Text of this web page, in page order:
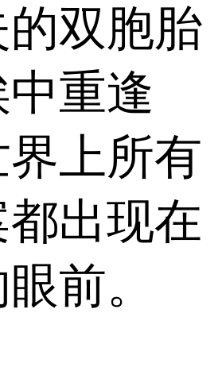
的双胞胎
重逢
上所有
出现在
前。